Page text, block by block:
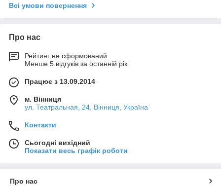
Всі умови повернення
Про нас
Рейтинг не сформований
Менше 5 відгуків за останній рік
Працює з 13.09.2014
м. Вінниця
ул. Театральная, 24, Вінниця, Україна
Контакти
Сьогодні вихідний
Показати весь графік роботи
Про нас